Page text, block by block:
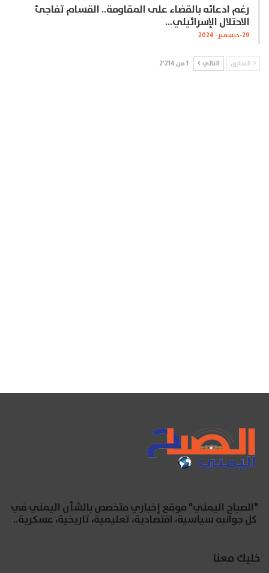
رغم ادعائه بالقضاء على المقاومة.. القسام تفاجئ
الاحتلال الإسرائيلي…
29-ديسمبر- 2024
السابق التالي 1 من 2٬214
"الصباح اليمني" موقع إخباري متخصص بالشأن اليمني في
كل جوانبه سياسية، اقتصادية، تعليمية، تاريخية، عسكرية..
خليك معنا